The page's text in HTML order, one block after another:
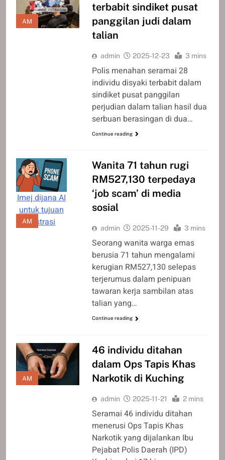
AM
terbabit sindiket pusat
panggilan judi dalam
talian
admin 2025-12-23 3 mins
Polis menahan seramai 28
individu disyaki terbabit dalam
sindiket pusat panggilan
perjudian dalam talian hasil dua
serbuan berasingan di dua…
Continue reading
Imej dijana AI
untuk tujuan
ilustrasi
AM
Wanita 71 tahun rugi
RM527,130 terpedaya
‘job scam’ di media
sosial
admin 2025-11-29 3 mins
Seorang wanita warga emas
berusia 71 tahun mengalami
kerugian RM527,130 selepas
terjerumus dalam penipuan
tawaran kerja sambilan atas
talian yang…
Continue reading
AM
46 individu ditahan
dalam Ops Tapis Khas
Narkotik di Kuching
admin 2025-11-21 2 mins
Seramai 46 individu ditahan
menerusi Ops Tapis Khas
Narkotik yang dijalankan Ibu
Pejabat Polis Daerah (IPD)